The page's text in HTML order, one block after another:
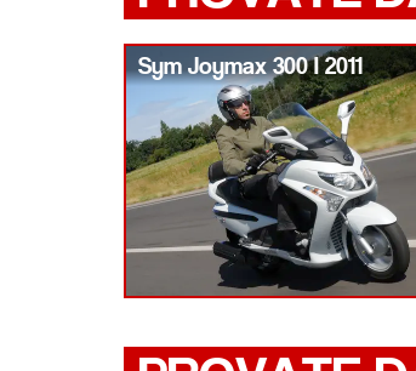
Sym Joymax 300 I 2011